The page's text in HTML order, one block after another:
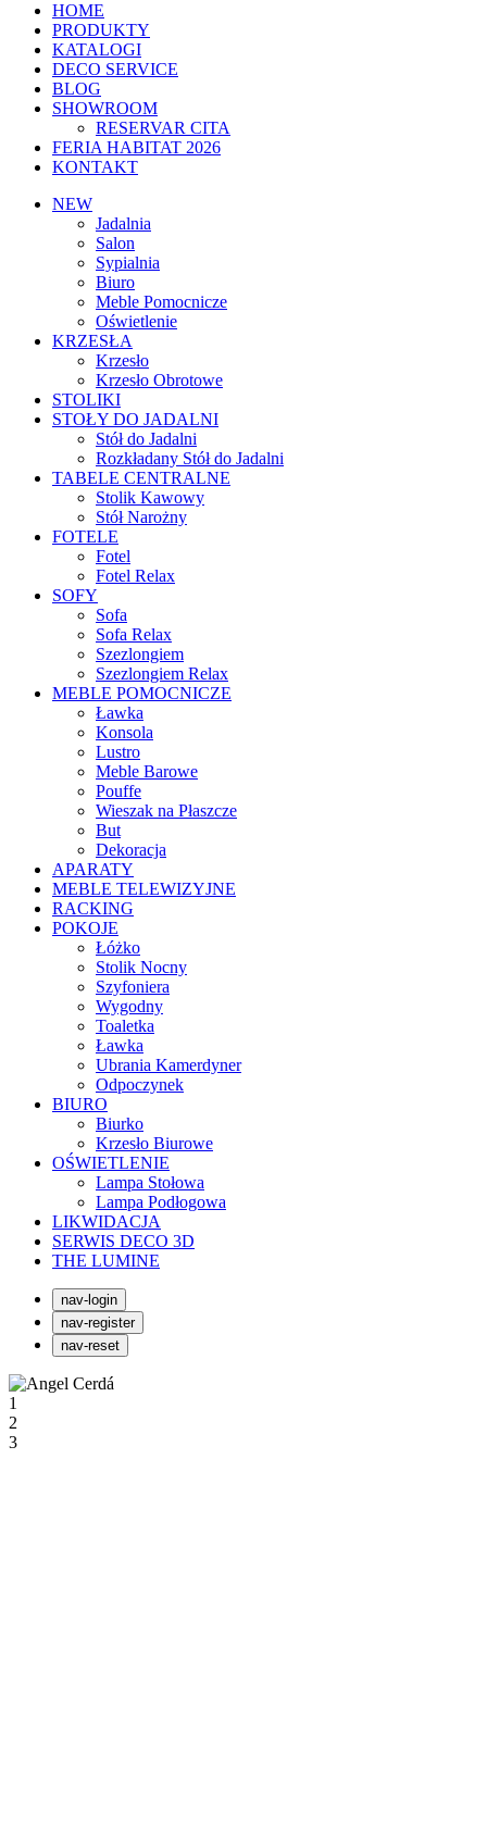
HOME
PRODUKTY
KATALOGI
DECO SERVICE
BLOG
SHOWROOM
RESERVAR CITA
FERIA HABITAT 2026
KONTAKT
NEW
Jadalnia
Salon
Sypialnia
Biuro
Meble Pomocnicze
Oświetlenie
KRZESŁA
Krzesło
Krzesło Obrotowe
STOLIKI
STOŁY DO JADALNI
Stół do Jadalni
Rozkładany Stół do Jadalni
TABELE CENTRALNE
Stolik Kawowy
Stół Narożny
FOTELE
Fotel
Fotel Relax
SOFY
Sofa
Sofa Relax
Szezlongiem
Szezlongiem Relax
MEBLE POMOCNICZE
Ławka
Konsola
Lustro
Meble Barowe
Pouffe
Wieszak na Płaszcze
But
Dekoracja
APARATY
MEBLE TELEWIZYJNE
RACKING
POKOJE
Łóżko
Stolik Nocny
Szyfoniera
Wygodny
Toaletka
Ławka
Ubrania Kamerdyner
Odpoczynek
BIURO
Biurko
Krzesło Biurowe
OŚWIETLENIE
Lampa Stołowa
Lampa Podłogowa
LIKWIDACJA
SERWIS DECO 3D
THE LUMINE
nav-login
nav-register
nav-reset
1
2
3